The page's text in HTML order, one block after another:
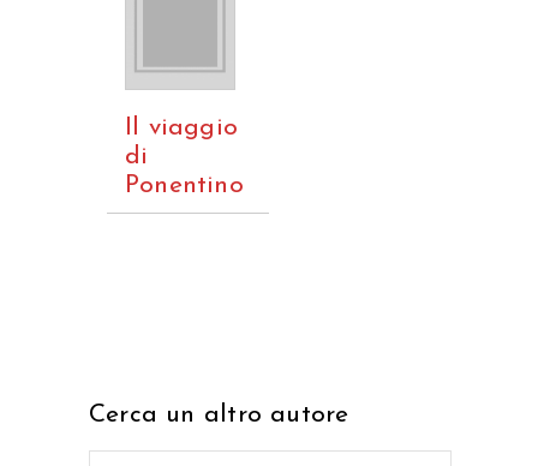
Il viaggio
di
Ponentino
Cerca un altro autore